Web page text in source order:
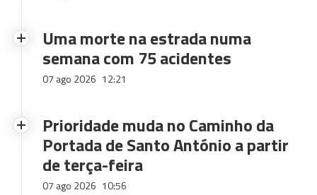
Uma morte na estrada numa
semana com 75 acidentes
07 ago 2026 12:21
Prioridade muda no Caminho da
Portada de Santo António a partir
de terça-feira
07 ago 2026 10:56